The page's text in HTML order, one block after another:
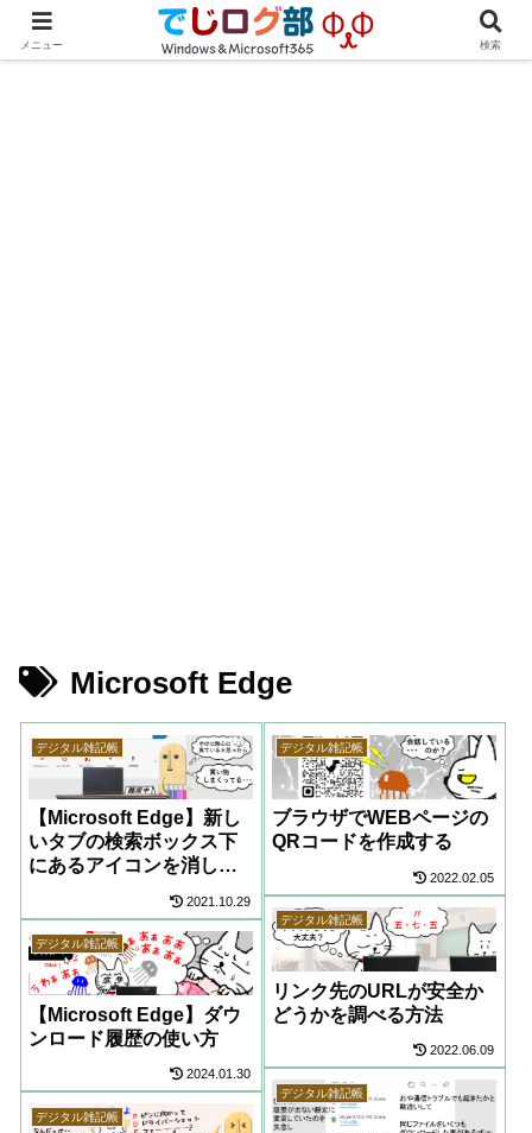
Windows・Office初心者～中級者向け★操作方法や便利な小技を学ぼう
Microsoft Edge
デジタル雑記帳
【Microsoft Edge】新し
いタブの検索ボックス下
にあるアイコンを消した
2021.10.29
デジタル雑記帳
ブラウザでWEBページの
QRコードを作成する
2022.02.05
デジタル雑記帳
リンク先のURLが安全か
どうかを調べる方法
2022.06.09
デジタル雑記帳
【Microsoft Edge】ダウ
ンロード履歴の使い方
2024.01.30
デジタル雑記帳
デジタル雑記帳
メニュー 検索